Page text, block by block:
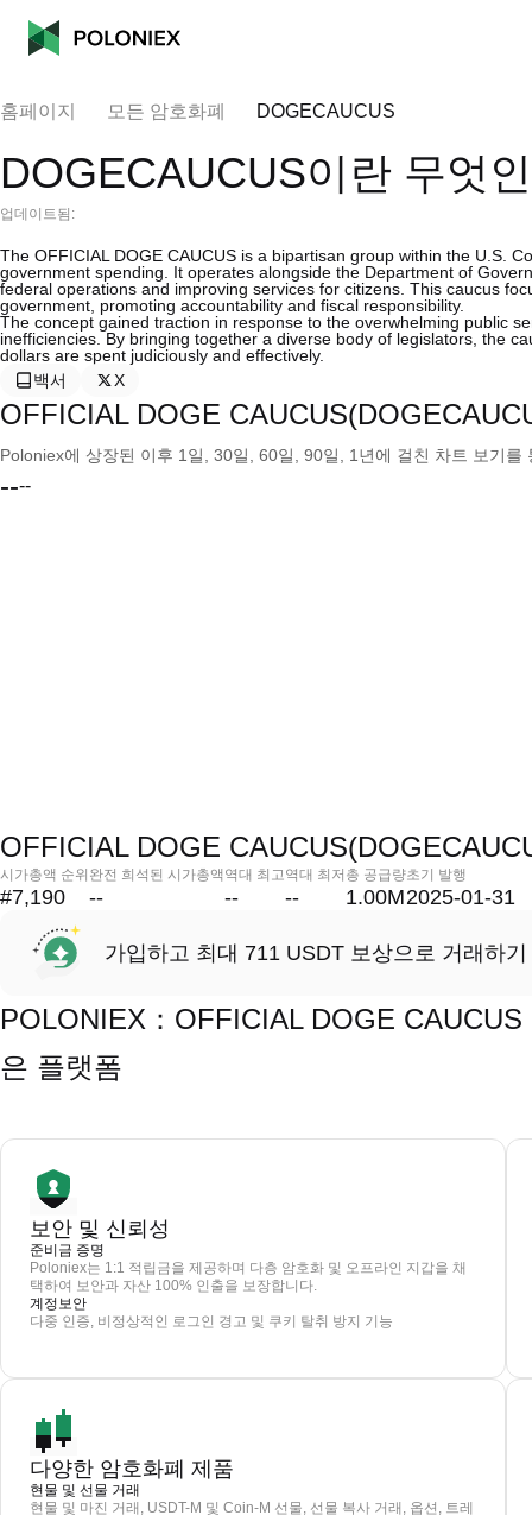
홈페이지 모든 암호화폐 DOGECAUCUS
DOGECAUCUS이란 무엇
업데이트됨:
The OFFICIAL DOGE CAUCUS is a bipartisan group within the U.S.
government spending. It operates alongside the Department of
federal operations and improving services for citizens. This caucus
government, promoting accountability and fiscal responsibility.
The concept gained traction in response to the overwhelming public
inefficiencies. By bringing together a diverse body of legislators, the
dollars are spent judiciously and effectively.
백서
X
OFFICIAL DOGE
Poloniex에 상장된 이후 1일, 30일, 60일, 90일, 1년에 걸친 차트 보기
----
OFFICIAL DOGE
시가총액 순위
#7,190
완전 희석된 시가총액
--
역대 최고
--
역대 최저
--
총 공급량
1.00M
초기 발행
2025-01-31
가입하고 최대 711 USDT 보상으로 거래하기
POLONIEX：OFFICIAL DOGE
은 플랫폼
보안 및 신뢰성
준비금 증명
Poloniex는 1:1 적립금을 제공하며 다층 암호화 및 오프라인 지갑을 채
택하여 보안과 자산 100% 인출을 보장합니다.
계정보안
다중 인증, 비정상적인 로그인 경고 및 쿠키 탈취 방지 기능
다양한 암호화폐 제품
현물 및 선물 거래
현물 및 마진 거래, USDT-M 및 Coin-M 선물, 선물 복사 거래, 옵션, 트레